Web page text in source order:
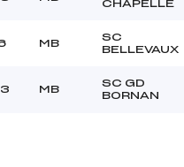
CHAPELLE
MB
SC
BELLEVAUX
MB
SC GD
BORNAN